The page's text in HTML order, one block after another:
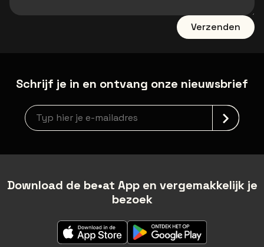
Verzenden
Schrijf je in en ontvang onze nieuwsbrief
newsLetterLabel
Download de be•at App en vergemakkelijk je
bezoek